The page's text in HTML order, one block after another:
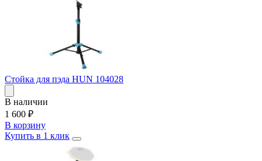
Стойка для пэда HUN 104028
В наличии
1 600 ₽
В корзину
Купить в 1 клик